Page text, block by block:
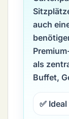
auch
als
Buffet,
✅